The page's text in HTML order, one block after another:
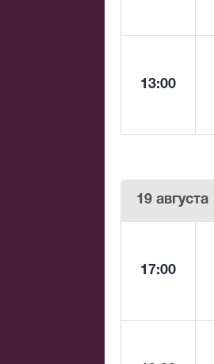
13:00
19 августа
17:00